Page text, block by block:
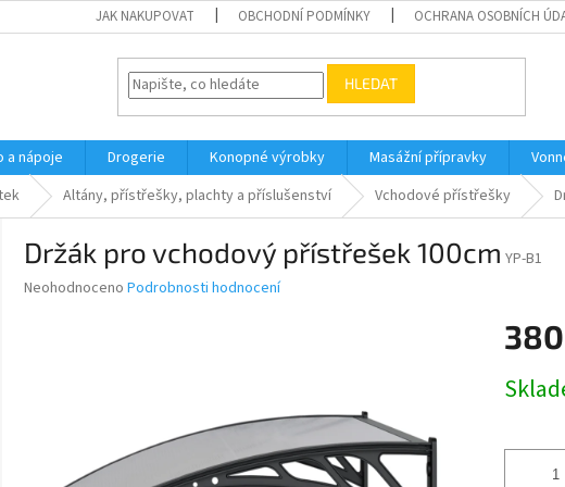
JAK NAKUPOVAT OBCHODNÍ PODMÍNKY OCHRANA OSOBNÍCH
HLEDAT
a nápoje Drogerie Konopné výrobky Masážní přípravky
Altány, přístřešky, plachty a příslušenství Vchodové přístřešky
Držák pro vchodový přístřešek 100cm YP-B1
Průměrné
Neohodnoceno Podrobnosti hodnocení
cena: